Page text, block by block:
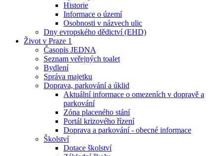
Historie
Informace o území
Osobnosti v názvech ulic
Dny evropského dědictví (EHD)
Život v Praze 1
Časopis JEDNA
Seznam veřejných toalet
Bydlení
Správa majetku
Doprava, parkování a úklid
Aktuální informace o omezeních v dopravě a
parkování
Zóna placeného stání
Portál krizového řízení
Doprava a parkování - obecné informace
Školství
Dotace školství